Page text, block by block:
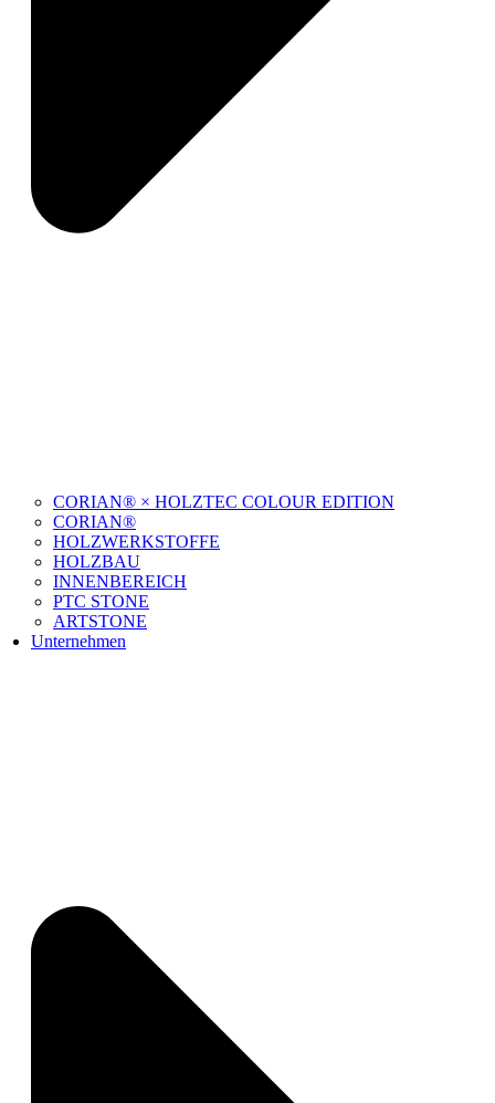
CORIAN® × HOLZTEC COLOUR EDITION
CORIAN®
HOLZWERKSTOFFE
HOLZBAU
INNENBEREICH
PTC STONE
ARTSTONE
Unternehmen